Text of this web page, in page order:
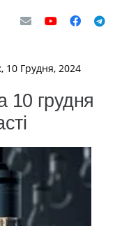
10 Грудня, 2024
10 грудня